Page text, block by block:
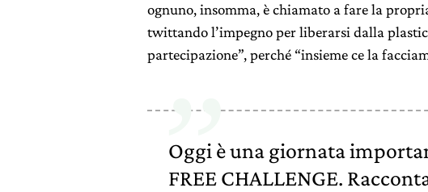
ognuno, insomma, è chiamato a fare la
twittando l’impegno per liberarsi dalla
partecipazione”, perché “insieme ce la
Oggi è una giornata
FREE CHALLENGE.